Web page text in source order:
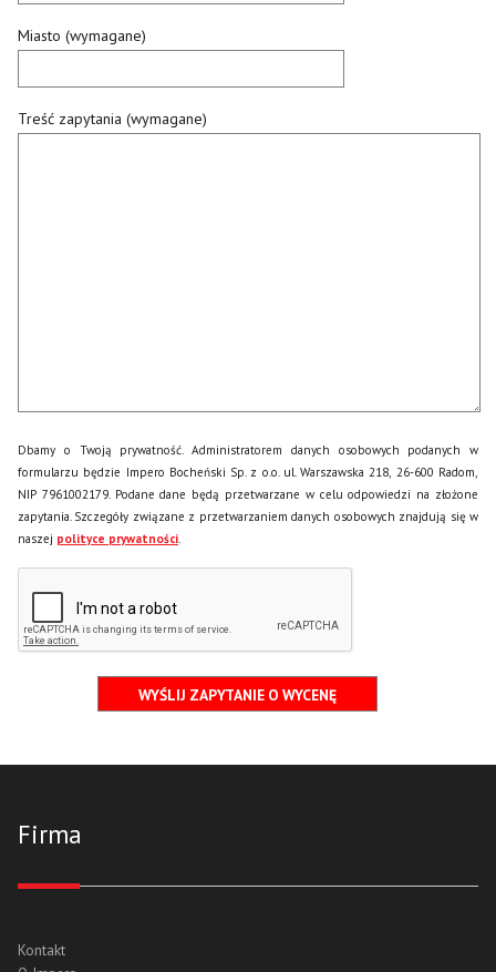
Miasto (wymagane)
Treść zapytania (wymagane)
Dbamy o Twoją prywatność. Administratorem danych osobowych podanych w
formularzu będzie Impero Bocheński Sp. z o.o. ul. Warszawska 218, 26-600 Radom,
NIP 7961002179. Podane dane będą przetwarzane w celu odpowiedzi na złożone
zapytania. Szczegóły związane z przetwarzaniem danych osobowych znajdują się w
naszej polityce prywatności
Firma
Kontakt